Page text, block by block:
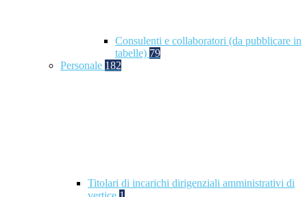
Consulenti e collaboratori (da pubblicare in
tabelle) 79
Personale 182
Titolari di incarichi dirigenziali amministrativi di